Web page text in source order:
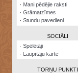
Arhīvs· Mani pēdējie raksti
· Grāmatzīmes
· Stundu pavedieni
SOCIĀLI
· Spēlētāji
· Laupītāju karte
TORŅU PUNKTI